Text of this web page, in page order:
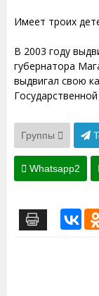
Имеет троих
В 2003 году
губернатора
выдвигал свою
Группы
Whatsapp2